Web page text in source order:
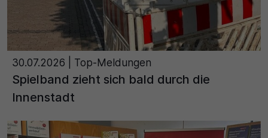
30.07.2026 | Top-Meldungen
Spielband zieht sich bald durch die
Innenstadt